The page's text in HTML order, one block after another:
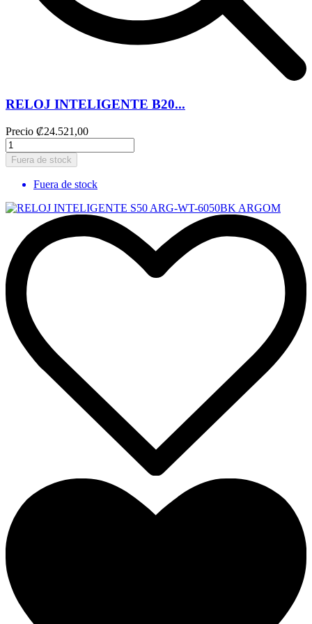
RELOJ INTELIGENTE B20...
Precio ₡24.521,00
Fuera de stock
Fuera de stock